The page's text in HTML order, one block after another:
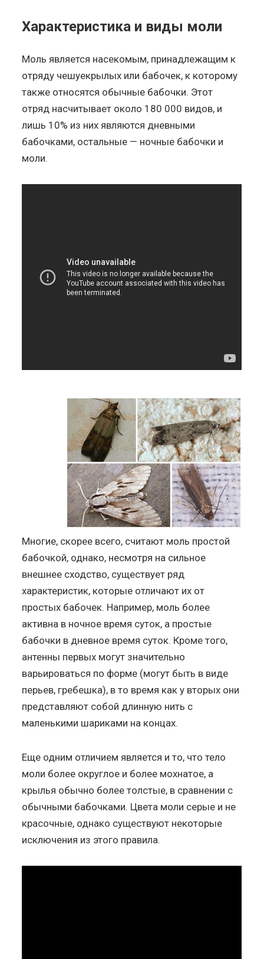
Характеристика и виды моли
Моль является насекомым, принадлежащим к
отряду чешуекрылых или бабочек, к которому
также относятся обычные бабочки. Этот
отряд насчитывает около 180 000 видов, и
лишь 10% из них являются дневными
бабочками, остальные — ночные бабочки и
моли.
Многие, скорее всего, считают моль простой
бабочкой, однако, несмотря на сильное
внешнее сходство, существует ряд
характеристик, которые отличают их от
простых бабочек. Например, моль более
активна в ночное время суток, а простые
бабочки в дневное время суток. Кроме того,
антенны первых могут значительно
варьироваться по форме (могут быть в виде
перьев, гребешка), в то время как у вторых они
представляют собой длинную нить с
маленькими шариками на концах.
Еще одним отличием является и то, что тело
моли более округлое и более мохнатое, а
крылья обычно более толстые, в сравнении с
обычными бабочками. Цвета моли серые и не
красочные, однако существуют некоторые
исключения из этого правила.